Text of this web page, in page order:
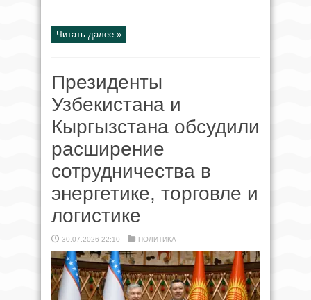
...
Читать далее »
Президенты
Узбекистана и
Кыргызстана обсудили
расширение
сотрудничества в
энергетике, торговле и
логистике
30.07.2026 22:10 ПОЛИТИКА